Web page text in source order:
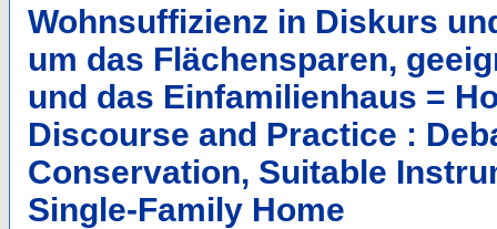
Wohnsuffizienz in Diskurs
um das Flächensparen,
und das Einfamilienhaus =
Discourse and Practice :
Conservation, Suitable
Single-Family Home